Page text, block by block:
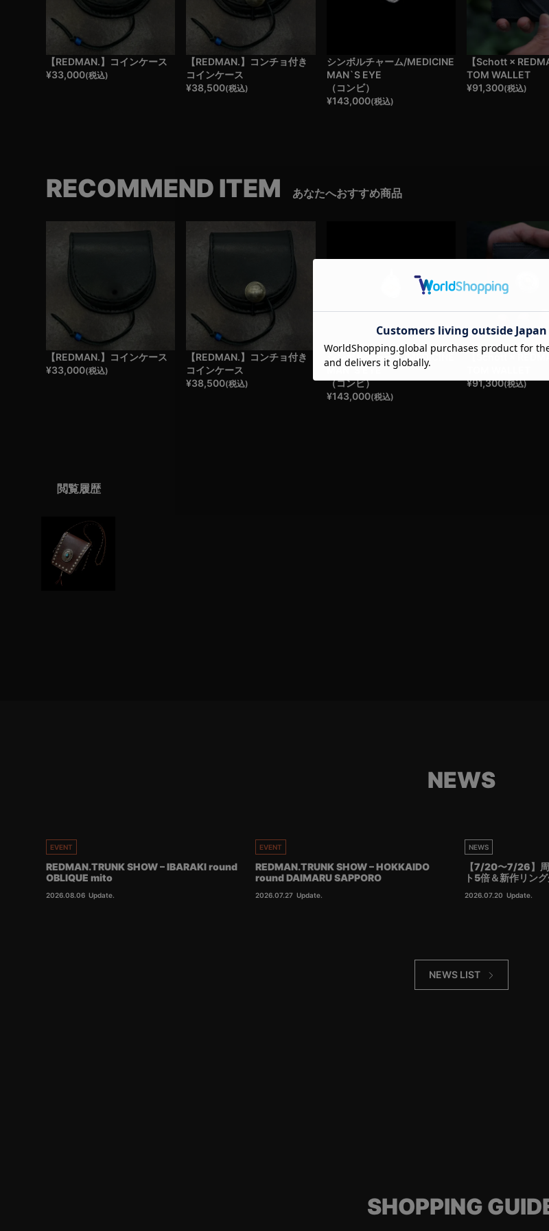
【REDMAN.】コインケース
¥33,000(税込)
【REDMAN.】コンチョ付き
コインケース
¥38,500(税込)
シンボルチャーム/MEDICINE
MAN`S EYE
（コンビ）
¥143,000(税込)
【Schott ×
TOM WALLET
¥91,300(税込)
RECOMMEND ITEM あなたへおすすめ商品
【REDMAN.】コインケース
¥33,000(税込)
【REDMAN.】コンチョ付き
コインケース
¥38,500(税込)
シンボルチャーム/MEDICINE
MAN`S EYE
（コンビ）
¥143,000(税込)
【Schott ×
¥91,300(税込)
閲覧履歴
NEWS
EVENT
REDMAN.TRUNK SHOW – IBARAKI round
OBLIQUE mito
2026.08.06 Update.
EVENT
REDMAN.TRUNK SHOW – HOKKAIDO
round DAIMARU SAPPORO
2026.07.27 Update.
NEWS
【7/20〜7/26】
ト5倍＆新作リン
2026.07.20 Update.
NEWS LIST
SHOPPING